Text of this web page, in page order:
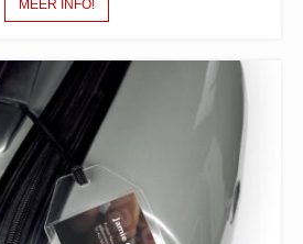
MEER INFO!